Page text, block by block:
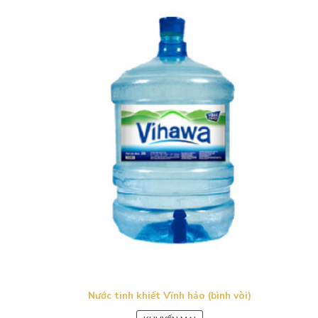
Nước tinh khiết Vĩnh hảo (bình vòi)